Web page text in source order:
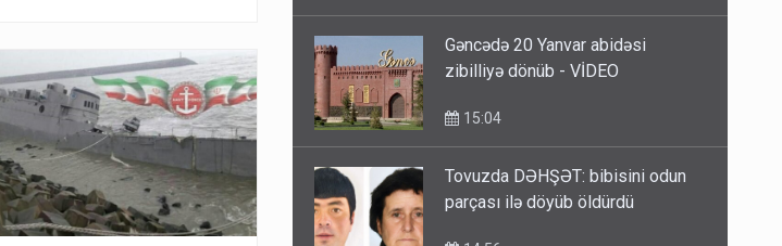
Gəncədə 20 Yanvar abidəsi
zibilliyə dönüb - VİDEO
15:04
Tovuzda DƏHŞƏT: bibisini odun
parçası ilə döyüb öldürdü